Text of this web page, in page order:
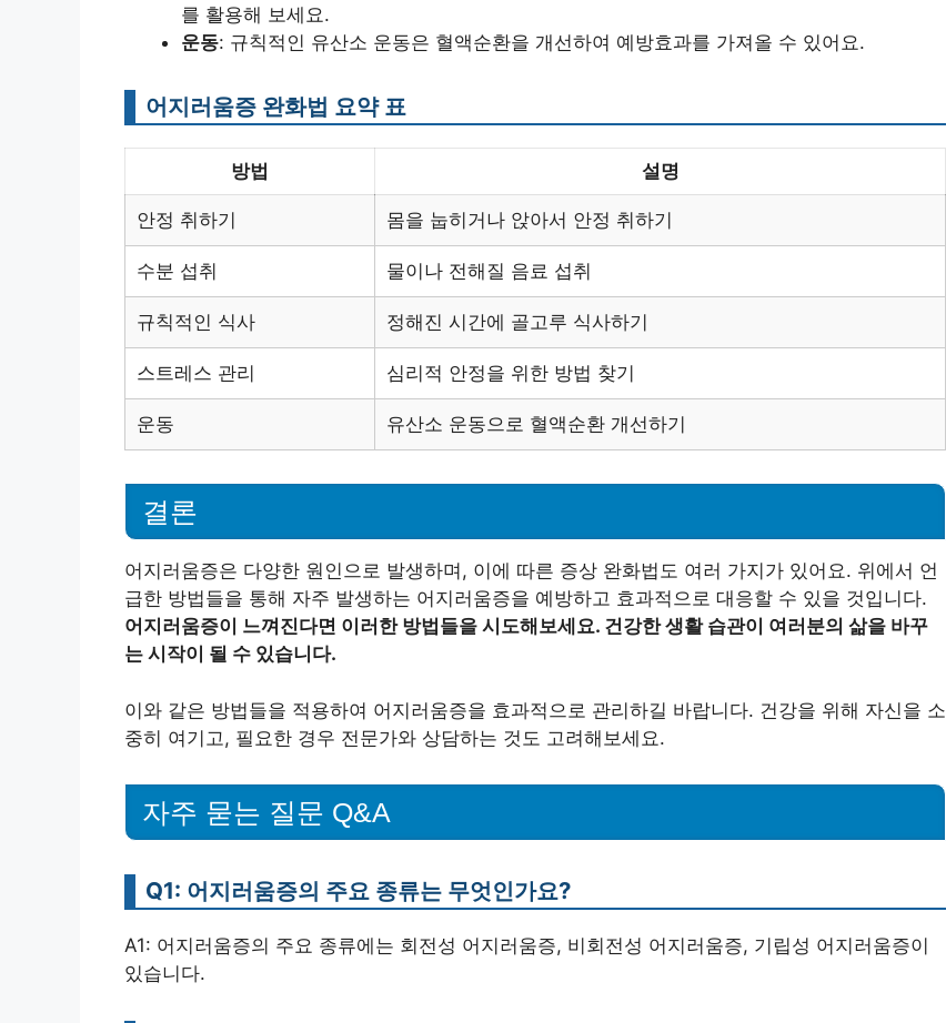
를 활용해 보세요.
운동: 규칙적인 유산소 운동은 혈액순환을 개선하여 예방효과를 가져올 수 있어요.
어지러움증 완화법 요약 표
방법 설명
안정 취하기 몸을 눕히거나 앉아서 안정 취하기
수분 섭취 물이나 전해질 음료 섭취
규칙적인 식사 정해진 시간에 골고루 식사하기
스트레스 관리 심리적 안정을 위한 방법 찾기
운동 유산소 운동으로 혈액순환 개선하기
결론
어지러움증은 다양한 원인으로 발생하며, 이에 따른 증상 완화법도 여러 가지가 있어요. 위에서 언
급한 방법들을 통해 자주 발생하는 어지러움증을 예방하고 효과적으로 대응할 수 있을 것입니다.
어지러움증이 느껴진다면 이러한 방법들을 시도해보세요. 건강한 생활 습관이 여러분의 삶을 바꾸
는 시작이 될 수 있습니다.
이와 같은 방법들을 적용하여 어지러움증을 효과적으로 관리하길 바랍니다. 건강을 위해 자신을 소
중히 여기고, 필요한 경우 전문가와 상담하는 것도 고려해보세요.
자주 묻는 질문 Q&A
Q1: 어지러움증의 주요 종류는 무엇인가요?
A1: 어지러움증의 주요 종류에는 회전성 어지러움증, 비회전성 어지러움증, 기립성 어지러움증이
있습니다.